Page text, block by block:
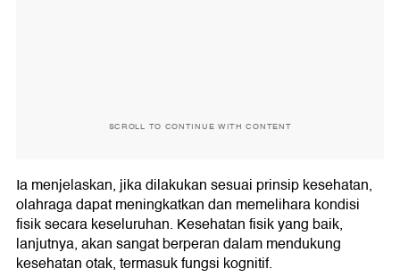
SCROLL TO CONTINUE WITH CONTENT
Ia menjelaskan, jika dilakukan sesuai prinsip kesehatan,
olahraga dapat meningkatkan dan memelihara kondisi
fisik secara keseluruhan. Kesehatan fisik yang baik,
lanjutnya, akan sangat berperan dalam mendukung
kesehatan otak, termasuk fungsi kognitif.